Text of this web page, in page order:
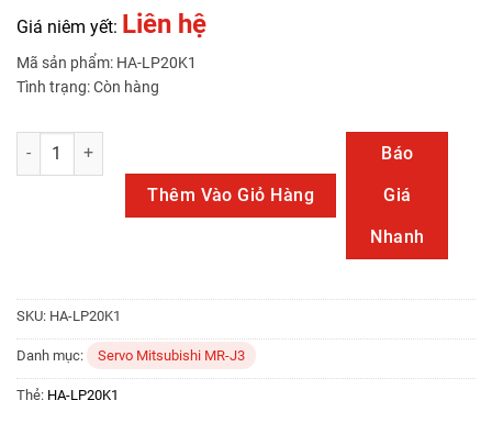
Giá niêm yết: Liên hệ
Mã sản phẩm: HA-LP20K1
Tình trạng: Còn hàng
HA-LP20K1 số lượng
Thêm Vào Giỏ Hàng
Báo
Giá
Nhanh
SKU: HA-LP20K1
Danh mục: Servo Mitsubishi MR-J3
Thẻ: HA-LP20K1